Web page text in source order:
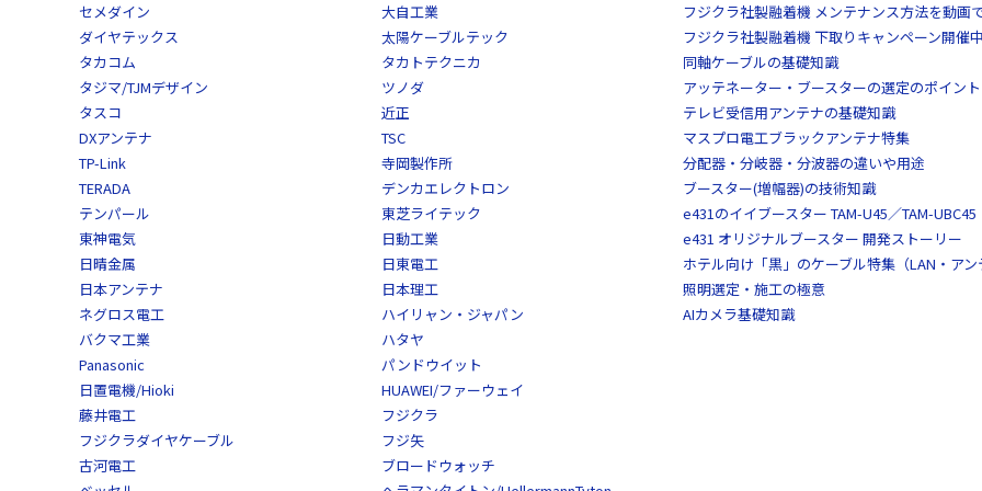
セメダイン
大自工業
ダイヤテックス
太陽ケーブルテック
タカコム
タカトテクニカ
タジマ/TJMデザイン
ツノダ
タスコ
近正
DXアンテナ
TSC
TP-Link
寺岡製作所
TERADA
デンカエレクトロン
テンパール
東芝ライテック
東神電気
日動工業
日晴金属
日東電工
日本アンテナ
日本理工
ネグロス電工
ハイリャン・ジャパン
バクマ工業
ハタヤ
Panasonic
パンドウイット
日置電機/Hioki
HUAWEI/ファーウェイ
藤井電工
フジクラ
フジクラダイヤケーブル
フジ矢
古河電工
ブロードウォッチ
フジクラ社製融着機 メンテナンス方法を動画
フジクラ社製融着機 下取りキャンペーン開催中
同軸ケーブルの基礎知識
アッテネーター・ブースターの選定のポイント
テレビ受信用アンテナの基礎知識
マスプロ電工ブラックアンテナ特集
分配器・分岐器・分波器の違いや用途
ブースター(増幅器)の技術知識
e431のイイブースター TAM-U45／TAM-UBC45
e431 オリジナルブースター 開発ストーリー
ホテル向け「黒」のケーブル特集（LAN・アン
照明選定・施工の極意
AIカメラ基礎知識